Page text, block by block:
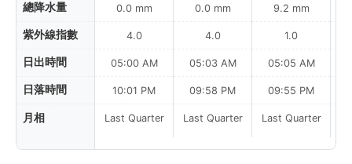
總降水量
紫外線指數
日出時間
日落時間
月相
0.0 mm
4.0
05:00 AM
10:01 PM
Last Quarter
0.0 mm
4.0
05:03 AM
09:58 PM
Last Quarter
9.2 mm
1.0
05:05 AM
09:55 PM
Last Quarter